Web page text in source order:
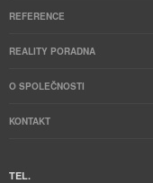
REFERENCE
REALITY PORADNA
O SPOLEČNOSTI
KONTAKT
TEL.